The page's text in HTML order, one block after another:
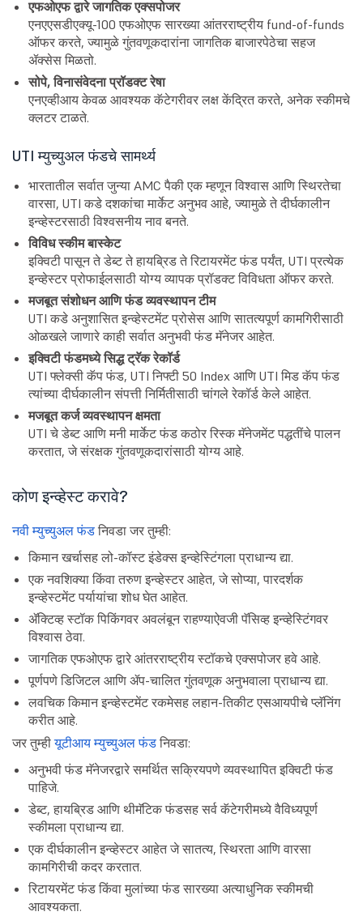
एफओएफ द्वारे जागतिक एक्सपोजर
एनएएसडीएक्यू-100 एफओएफ सारख्या आंतरराष्ट्रीय fund-of-funds
ऑफर करते, ज्यामुळे गुंतवणूकदारांना जागतिक बाजारपेठेचा सहज
ॲक्सेस मिळतो.
सोपे, विनासंवेदना प्रॉडक्ट रेषा
एनएव्हीआय केवळ आवश्यक कॅटेगरीवर लक्ष केंद्रित करते, अनेक स्कीमचे
क्लटर टाळते.
UTI म्युच्युअल फंडचे सामर्थ्य
भारतातील सर्वात जुन्या AMC पैकी एक म्हणून विश्वास आणि स्थिरतेचा
वारसा, UTI कडे दशकांचा मार्केट अनुभव आहे, ज्यामुळे ते दीर्घकालीन
इन्व्हेस्टरसाठी विश्वसनीय नाव बनते.
विविध स्कीम बास्केट
इक्विटी पासून ते डेब्ट ते हायब्रिड ते रिटायरमेंट फंड पर्यंत, UTI प्रत्येक
इन्व्हेस्टर प्रोफाईलसाठी योग्य व्यापक प्रॉडक्ट विविधता ऑफर करते.
मजबूत संशोधन आणि फंड व्यवस्थापन टीम
UTI कडे अनुशासित इन्व्हेस्टमेंट प्रोसेस आणि सातत्यपूर्ण कामगिरीसाठी
ओळखले जाणारे काही सर्वात अनुभवी फंड मॅनेजर आहेत.
इक्विटी फंडमध्ये सिद्ध ट्रॅक रेकॉर्ड
UTI फ्लेक्सी कॅप फंड, UTI निफ्टी 50 Index आणि UTI मिड कॅप फंड
त्यांच्या दीर्घकालीन संपत्ती निर्मितीसाठी चांगले रेकॉर्ड केले आहेत.
मजबूत कर्ज व्यवस्थापन क्षमता
UTI चे डेब्ट आणि मनी मार्केट फंड कठोर रिस्क मॅनेजमेंट पद्धतींचे पालन
करतात, जे संरक्षक गुंतवणूकदारांसाठी योग्य आहे.
कोण इन्व्हेस्ट करावे?
नवी म्युच्युअल फंड निवडा जर तुम्ही:
किमान खर्चासह लो-कॉस्ट इंडेक्स इन्व्हेस्टिंगला प्राधान्य द्या.
एक नवशिक्या किंवा तरुण इन्व्हेस्टर आहेत, जे सोप्या, पारदर्शक
इन्व्हेस्टमेंट पर्यायांचा शोध घेत आहेत.
ॲक्टिव्ह स्टॉक पिकिंगवर अवलंबून राहण्याऐवजी पॅसिव्ह इन्व्हेस्टिंगवर
विश्वास ठेवा.
जागतिक एफओएफ द्वारे आंतरराष्ट्रीय स्टॉकचे एक्सपोजर हवे आहे.
पूर्णपणे डिजिटल आणि ॲप-चालित गुंतवणूक अनुभवाला प्राधान्य द्या.
लवचिक किमान इन्व्हेस्टमेंट रकमेसह लहान-तिकीट एसआयपीचे प्लॅनिंग
करीत आहे.
जर तुम्हीयूटीआय म्युच्युअल फंड निवडा:
अनुभवी फंड मॅनेजरद्वारे समर्थित सक्रियपणे व्यवस्थापित इक्विटी फंड
पाहिजे.
डेब्ट, हायब्रिड आणि थीमॅटिक फंडसह सर्व कॅटेगरीमध्ये वैविध्यपूर्ण
स्कीमला प्राधान्य द्या.
एक दीर्घकालीन इन्व्हेस्टर आहेत जे सातत्य, स्थिरता आणि वारसा
कामगिरीची कदर करतात.
रिटायरमेंट फंड किंवा मुलांच्या फंड सारख्या अत्याधुनिक स्कीमची
आवश्यकता.